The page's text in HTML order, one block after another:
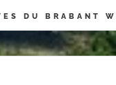
DU BRABANT